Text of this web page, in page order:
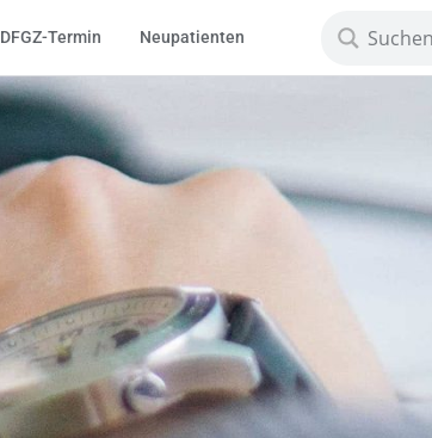
DFGZ-Termin Neupatienten